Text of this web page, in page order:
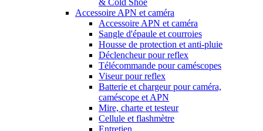
& Cold Shoe
Accessoire APN et caméra
Accessoire APN et caméra
Sangle d'épaule et courroies
Housse de protection et anti-pluie
Déclencheur pour reflex
Télécommande pour caméscopes
Viseur pour reflex
Batterie et chargeur pour caméra,
caméscope et APN
Mire, charte et testeur
Cellule et flashmètre
Entretien